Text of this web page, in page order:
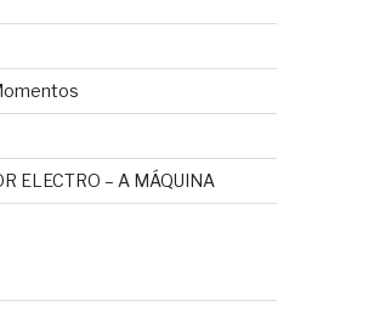
ELECTRO – A MÁQUINA